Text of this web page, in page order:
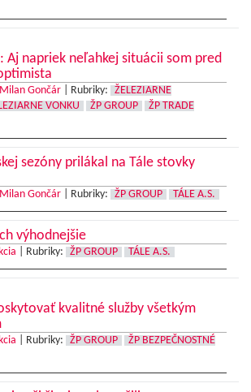
Aj napriek neľahkej situácii som pred
Gončár Rubriky:
ŽELEZIARNE
VONKU ŽP GROUP
ŽP TRADE
sezóny prilákal na Tále stovky
Gončár Rubriky: ŽP GROUP TÁLE A.S.
výhodnejšie
Rubriky: ŽP GROUP TÁLE A.S.
kvalitné služby všetkým
Rubriky: ŽP GROUP
ŽP BEZPEČNOSTNÉ